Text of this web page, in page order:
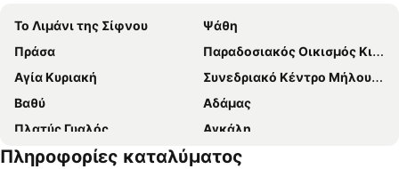
Το Λιμάνι της Σίφνου
Ψάθη
Πράσα
Παραδοσιακός Οικισμός Κιμώλου
Αγία Κυριακή
Συνεδριακό Κέντρο Μήλου - Γεώργιος Ηλιόπουλος
Βαθύ
Αδάμας
Πλατύς Γυαλός
Αγκάλη
Καμάρες
Κρατικός Αερολιμένας Μήλου
Πληροφορίες καταλύματος